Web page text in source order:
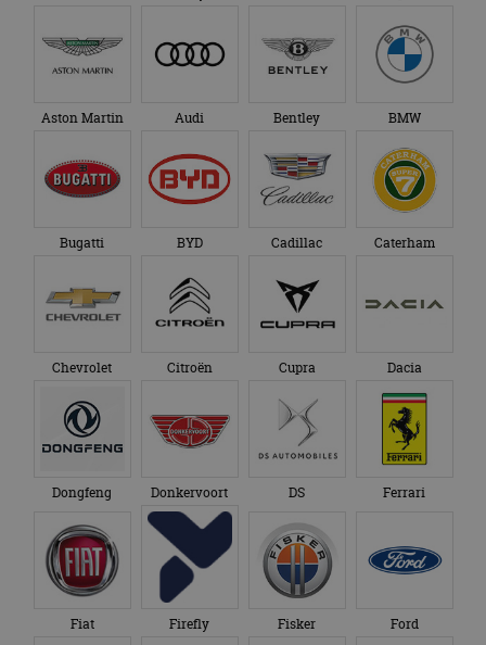
Aston Martin Audi Bentley BMW
Bugatti BYD Cadillac Caterham
Chevrolet Citroën Cupra Dacia
Dongfeng Donkervoort DS Ferrari
Fiat Firefly Fisker Ford
gebruikt door
Google Analytics
om de sessiestatus
te behouden.
eindgebruiker heeft
gezien voordat hij de
genoemde website
bezocht.